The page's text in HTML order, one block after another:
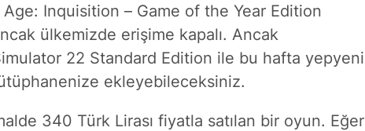
Inquisition – Game of the Year Edition
ülkemizde erişime kapalı. Ancak
22 Standard Edition ile bu hafta yepyeni
ekleyebileceksiniz.
340 Türk Lirası fiyatla satılan bir oyun. Eğer